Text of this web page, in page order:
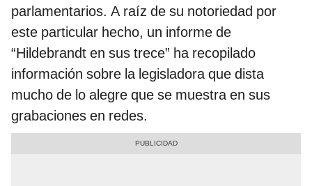
parlamentarios. A raíz de su notoriedad por
este particular hecho, un informe de
“Hildebrandt en sus trece” ha recopilado
información sobre la legisladora que dista
mucho de lo alegre que se muestra en sus
grabaciones en redes.